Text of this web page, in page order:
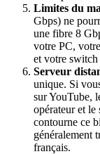
Limites du
Gbps) ne
une fibre 8
votre PC,
et votre
Serveur
unique. Si
sur YouTube,
opérateur et
contourne ce
généralement
français.